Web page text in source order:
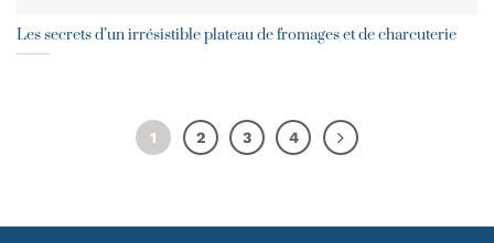
Les secrets d’un irrésistible plateau de fromages et de charcuterie
1 2 3 4